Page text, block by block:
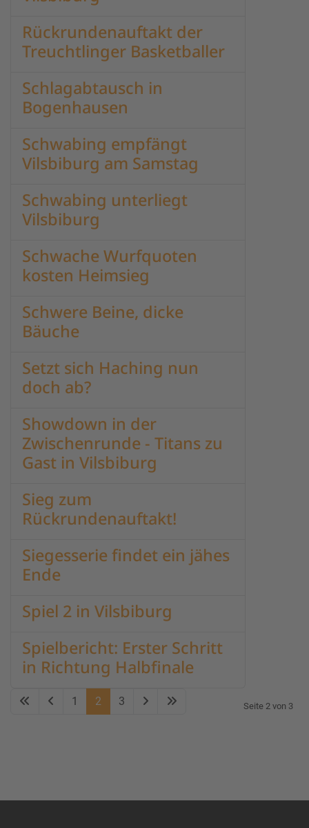
Rückrundenauftakt der
Treuchtlinger Basketballer
Schlagabtausch in
Bogenhausen
Schwabing empfängt
Vilsbiburg am Samstag
Schwabing unterliegt
Vilsbiburg
Schwache Wurfquoten
kosten Heimsieg
Schwere Beine, dicke
Bäuche
Setzt sich Haching nun
doch ab?
Showdown in der
Zwischenrunde - Titans zu
Gast in Vilsbiburg
Sieg zum
Rückrundenauftakt!
Siegesserie findet ein jähes
Ende
Spiel 2 in Vilsbiburg
Spielbericht: Erster Schritt
in Richtung Halbfinale
Seite 2 von 3
1 2 3